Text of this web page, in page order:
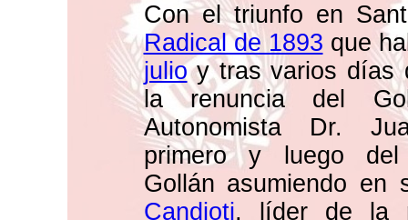
Con el triunfo en
Radical de 1893 que
julioy tras varios días
la renuncia del
Autonomista Dr.
primero y luego del
Gollán asumiendo
Candioti, líder de la